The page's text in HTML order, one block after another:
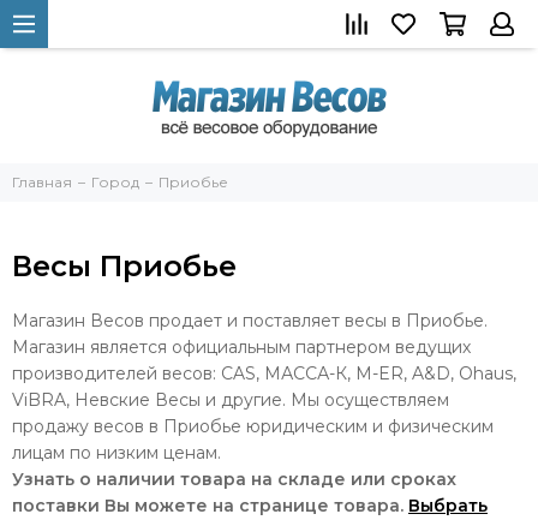
Главная Город Приобье
Весы Приобье
Магазин Весов продает и поставляет весы в Приобье.
Магазин является официальным партнером ведущих
производителей весов: CAS, МАССА-К, M-ER, A&D, Ohaus,
ViBRA, Невские Весы и другие. Мы осуществляем
продажу весов в Приобье юридическим и физическим
лицам по низким ценам.
Узнать о наличии товара на складе или сроках
поставки Вы можете на странице товара. Выбрать